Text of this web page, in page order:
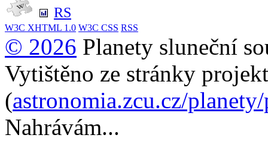
RS
W3C XHTML 1.0 W3C CSS RSS
© 2026 Planety sluneční
Vytištěno ze stránky
(astronomia.zcu.cz/
Nahrávám...